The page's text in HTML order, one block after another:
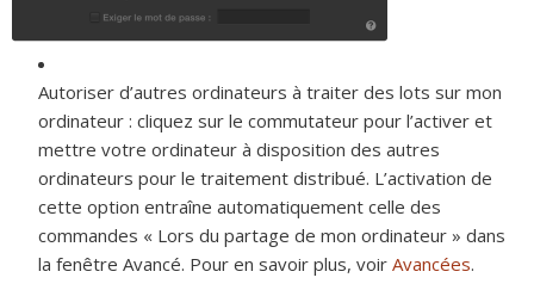
Autoriser d’autres ordinateurs à traiter des lots sur mon
ordinateur : cliquez sur le commutateur pour l’activer et
mettre votre ordinateur à disposition des autres
ordinateurs pour le traitement distribué. L’activation de
cette option entraîne automatiquement celle des
commandes « Lors du partage de mon ordinateur » dans
la fenêtre Avancé. Pour en savoir plus, voir Avancées.